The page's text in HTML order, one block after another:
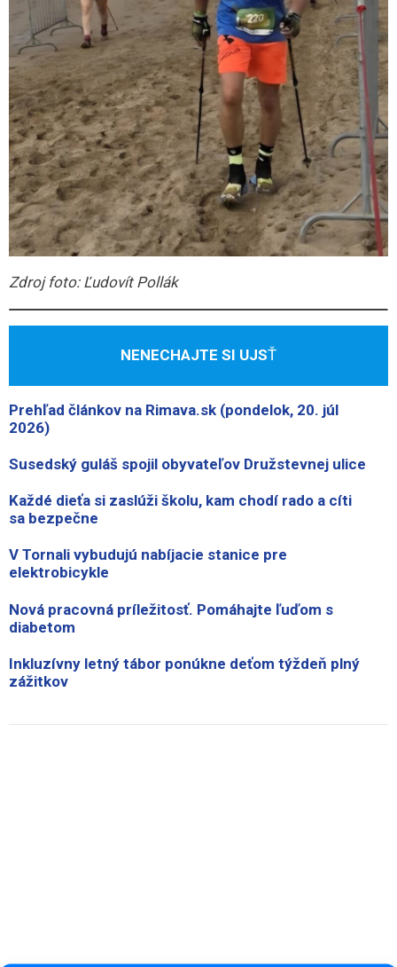
Zdroj foto: Ľudovít Pollák
NENECHAJTE SI UJSŤ
Prehľad článkov na Rimava.sk (pondelok, 20. júl
2026)
Susedský guláš spojil obyvateľov Družstevnej ulice
Každé dieťa si zaslúži školu, kam chodí rado a cíti
sa bezpečne
V Tornali vybudujú nabíjacie stanice pre
elektrobicykle
Nová pracovná príležitosť. Pomáhajte ľuďom s
diabetom
Inkluzívny letný tábor ponúkne deťom týždeň plný
zážitkov